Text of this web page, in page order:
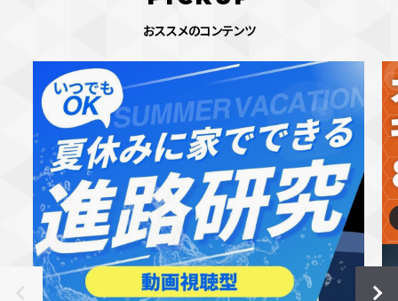
おススメのコンテンツ